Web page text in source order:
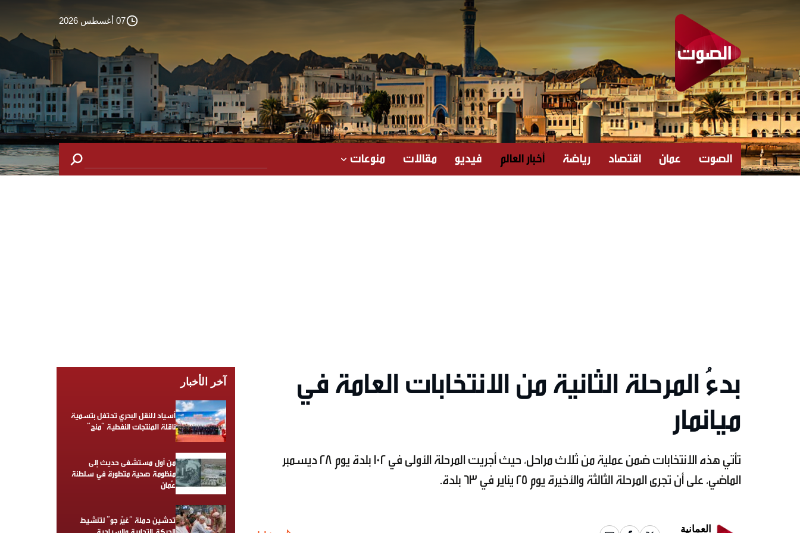
07 أغسطس 2026
الصوت عمان اقتصاد رياضة أخبار العالم فيديو مقالات منوعات
بدءُ المرحلة الثانية من الانتخابات العامة في
ميانمار
تأتي هذه الانتخابات ضمن عملية من ثلاث مراحل، حيث أجريت المرحلة الأولى في 102 بلدة يوم 28 ديسمبر
الماضي، على أن تجرى المرحلة الثالثة والأخيرة يوم 25 يناير في 63 بلدة.
العمانية
آخر الأخبار
أسياد للنقل البحري تحتفل بتسمية
ناقلة المنتجات النفطية “منح”
من أول مستشفى حديث إلى
منظومة صحية متطورة في سلطنة
عُمان
تدشين حملة “غيّر جو” لتنشيط